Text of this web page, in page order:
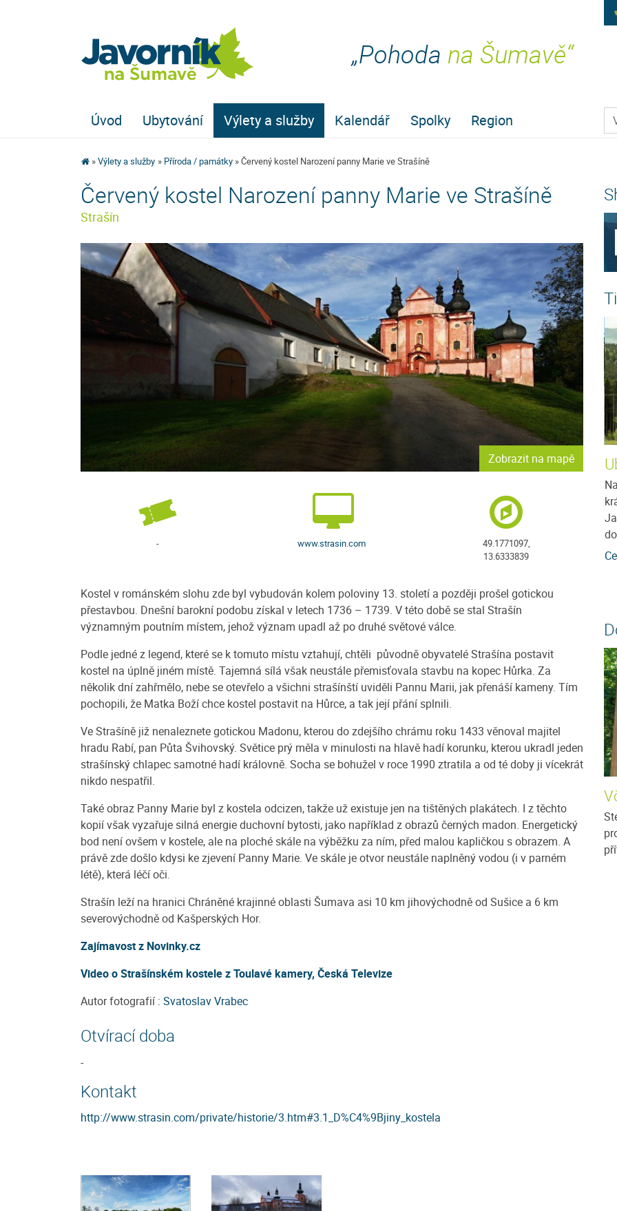
„Pohoda na Šumavě“
Úvod Ubytování Výlety a služby Kalendář Spolky Region
Výlety a služby Příroda / památky Červený kostel Narození panny Marie ve Strašíně
Červený kostel Narození panny Marie ve Strašíně
Strašín
Zobrazit na mapě
- www.strasin.com
49.1771097,
13.6333839
Kostel v románském slohu zde byl vybudován kolem poloviny 13. století a později prošel gotickou
přestavbou. Dnešní barokní podobu získal v letech 1736 – 1739. V této době se stal Strašín
významným poutním místem, jehož význam upadl až po druhé světové válce.
Podle jedné z legend, které se k tomuto místu vztahují, chtěli původně obyvatelé Strašína postavit
kostel na úplně jiném místě. Tajemná sílá však neustále přemisťovala stavbu na kopec Hůrka. Za
několik dní zahřmělo, nebe se otevřelo a všichni strašínští uviděli Pannu Marii, jak přenáší kameny. Tím
pochopili, že Matka Boží chce kostel postavit na Hůrce, a tak její přání splnili.
Ve Strašíně již nenaleznete gotickou Madonu, kterou do zdejšího chrámu roku 1433 věnoval majitel
hradu Rabí, pan Půta Švihovský. Světice prý měla v minulosti na hlavě hadí korunku, kterou ukradl jeden
strašínský chlapec samotné hadí královně. Socha se bohužel v roce 1990 ztratila a od té doby ji vícekrát
nikdo nespatřil.
Také obraz Panny Marie byl z kostela odcizen, takže už existuje jen na tištěných plakátech. I z těchto
kopií však vyzařuje silná energie duchovní bytosti, jako například z obrazů černých madon. Energetický
bod není ovšem v kostele, ale na ploché skále na výběžku za ním, před malou kapličkou s obrazem. A
právě zde došlo kdysi ke zjevení Panny Marie. Ve skále je otvor neustále naplněný vodou (i v parném
létě), která léčí oči.
Strašín leží na hranici Chráněné krajinné oblasti Šumava asi 10 km jihovýchodně od Sušice a 6 km
severovýchodně od Kašperských Hor.
Zajímavost z Novinky.cz
Video o Strašínském kostele z Toulavé kamery, Česká Televize
Autor fotografií : Svatoslav Vrabec
Otvírací doba
-
Kontakt
http://www.strasin.com/private/historie/3.htm#3.1_D%C4%9Bjiny_kostela
Chalupa U Šperlů
relaxovat, mít klid a užít si nádhernou přírodu?
Nic Vám nebrání! Nechte se ubytovat v soukromí
Javorník na Šumavě. Příjemné rodinné prostředí
penzionu Javorina Vám nabízí ubytování pro
Cena: 250 Kč za osobu / noc